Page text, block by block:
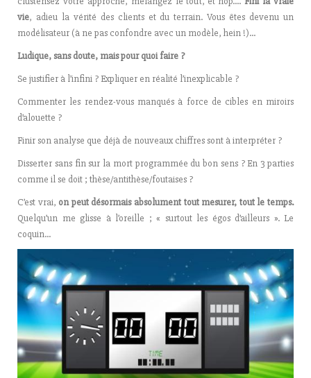
vie, adieu la vérité des clients et du terrain. Vous êtes devenu un
modélisateur (à ne pas confondre avec un modèle, hein !)…
Ludique, sans doute, mais pour quoi faire ?
Se justifier à l’infini ? Expliquer en réalité l’inexplicable ?
Commenter les rendez-vous manqués à force de cibles en miroirs
d’alouette ?
Finir son analyse que déjà de nouveaux chiffres sont à interpréter ?
Disserter sans fin sur la mort programmée du bon sens ? En 3 parties
comme il se doit ; thèse/antithèse/foutaises ?
C’est vrai, on peut désormais absolument tout mesurer, tout le temps.
Quelqu’un me glisse à l’oreille ; « surtout les égos d’ailleurs ». Le
coquin…